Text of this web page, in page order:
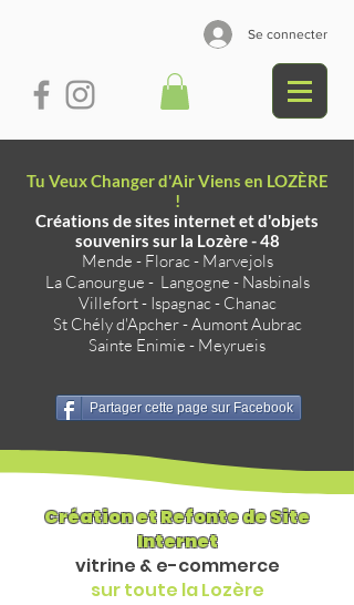
Se connecter
Tu Veux Changer d'Air Viens en LOZÈRE
!
Créations de sites internet et d'objets
souvenirs sur la Lozère - 48
Mende - Florac- Marvejols
La Canourgue - Langogne - Nasbinals
Villefort- Ispagnac- Chanac
St Chély d'Apcher-Aumont Aubrac
Sainte Enimie - Meyrueis
Partager cette page sur Facebook
Création et Refonte de Site
Internet
vitrine & e-commerce
sur toute la Lozère